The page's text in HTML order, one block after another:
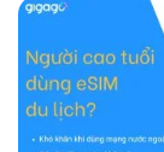
104 trận, diễn
thành phố